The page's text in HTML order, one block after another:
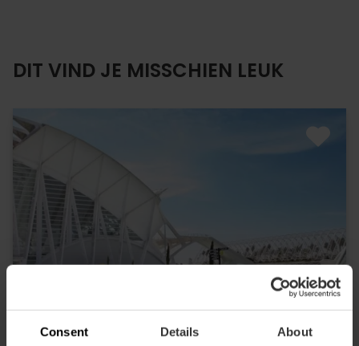
Consent Details About
DIT VIND JE MISSCHIEN LEUK